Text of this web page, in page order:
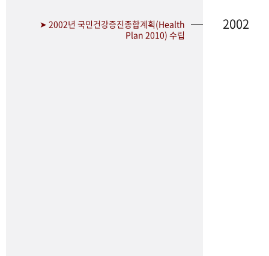
➤ 2002년 국민건강증진종합계획(Health
Plan 2010) 수립
2002